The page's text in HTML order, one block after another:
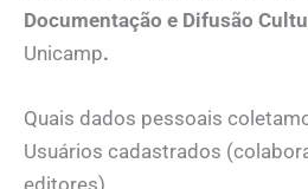
Documentação e Difusão
Unicamp.
Quais dados pessoais
Usuários cadastrados